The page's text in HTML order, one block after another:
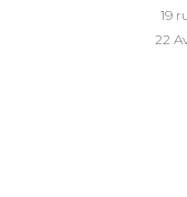
19
22